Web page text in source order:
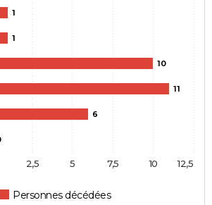
1
1
10
11
6
Personnes décédées
10
2,5 5 7,5 12,5